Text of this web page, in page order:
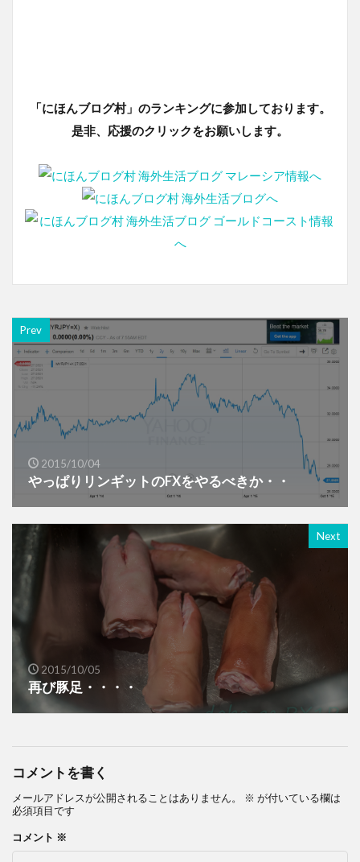
「にほんブログ村」のランキングに参加しております。
是非、応援のクリックをお願いします。
Prev
2015/10/04
やっぱりリンギットのFXをやるべきか・・
Next
2015/10/05
再び豚足・・・・
コメントを書く
メールアドレスが公開されることはありません。 ※ が付いている欄は
必須項目です
コメント ※